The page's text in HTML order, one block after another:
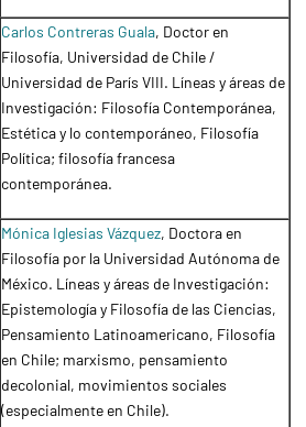
Carlos Contreras Guala, Doctor en
Filosofía, Universidad de Chile /
Universidad de París VIII. Líneas y áreas de
Investigación: Filosofía Contemporánea,
Estética y lo contemporáneo, Filosofía
Política; filosofía francesa
contemporánea.
Mónica Iglesias Vázquez, Doctora en
Filosofía por la Universidad Autónoma de
México. Líneas y áreas de Investigación:
Epistemología y Filosofía de las Ciencias,
Pensamiento Latinoamericano, Filosofía
en Chile; marxismo, pensamiento
decolonial, movimientos sociales
(especialmente en Chile).